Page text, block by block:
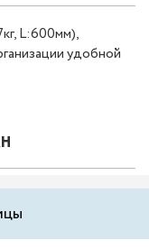
L:600мм),
удобной